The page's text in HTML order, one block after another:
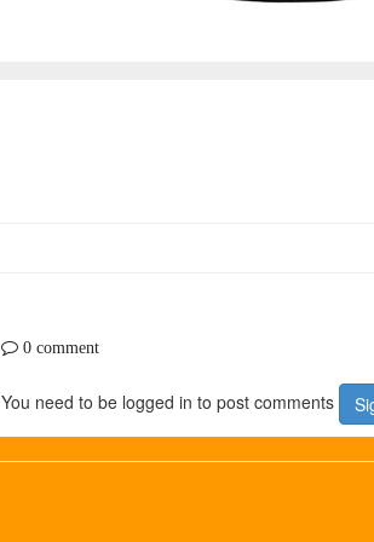
0 comment
You need to be logged in to post comments